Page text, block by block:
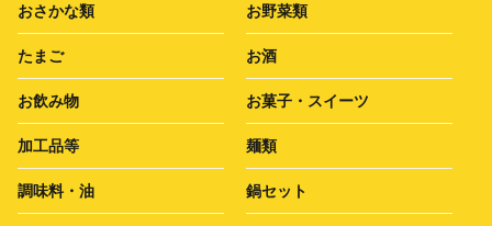
おさかな類 お野菜類
たまご お酒
お飲み物 お菓子・スイーツ
加工品等 麺類
調味料・油 鍋セット